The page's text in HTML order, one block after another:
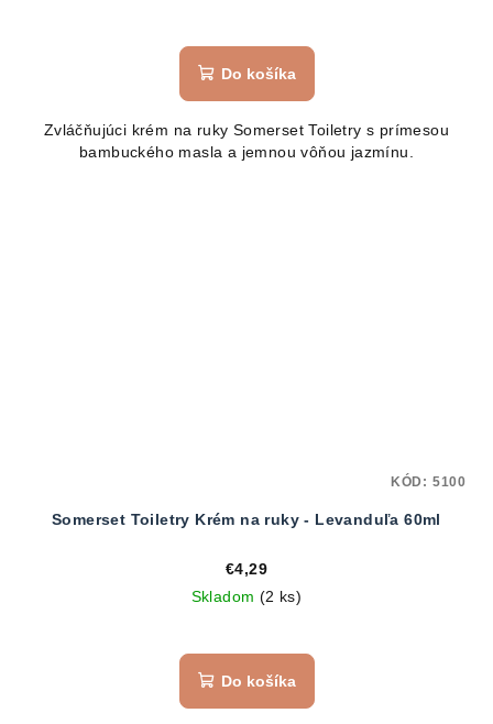
Do košíka
Zvláčňujúci krém na ruky Somerset Toiletry s prímesou
bambuckého masla a jemnou vôňou jazmínu.
Somerset Toiletry Krém na ruky - Levanduľa 60ml
€4,29
Skladom (2 ks)
Do košíka
KÓD: 5100